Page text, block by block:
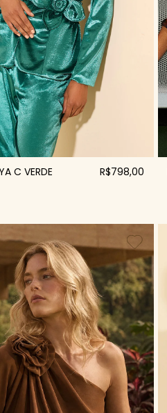
C VERDE R$798,00